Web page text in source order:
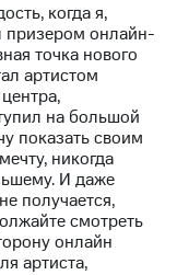
когда я,
призером онлайн-
точка нового
артистом
на большой
показать своим
никогда
И даже
получается,
смотреть
онлайн
артиста,